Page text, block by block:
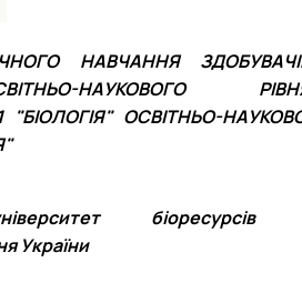
НАВЧАННЯ
НАУКОВОГО
"БІОЛОГІЯ" ОСВІТНЬО-
біоресурсів
України